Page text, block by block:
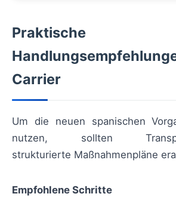
Praktische
Carrier
Um die neuen spanischen
nutzen, sollten
strukturierte Maßnahmenpläne
Empfohlene Schritte